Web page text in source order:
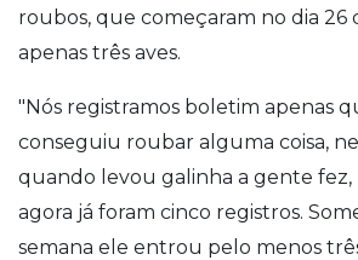
roubos, que começaram no dia 26
apenas três aves.
"Nós registramos boletim apenas
conseguiu roubar alguma coisa,
quando levou galinha a gente fez,
agora já foram cinco registros.
semana ele entrou pelo menos